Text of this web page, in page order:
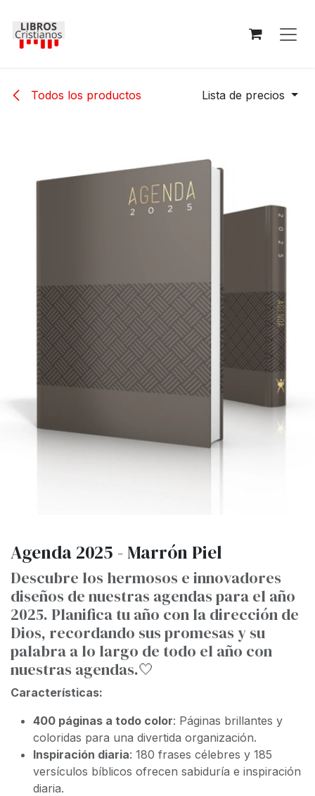
Todos los productos Lista de precios
Agenda 2025 - Marrón Piel
Descubre los hermosos e innovadores
diseños de nuestras agendas para el año
2025. Planifica tu año con la dirección de
Dios, recordando sus promesas y su
palabra a lo largo de todo el año con
nuestras agendas.🤍
Características:
400 páginas a todo color: Páginas brillantes y
coloridas para una divertida organización.
Inspiración diaria: 180 frases célebres y 185
versículos bíblicos ofrecen sabiduría e inspiración
diaria.